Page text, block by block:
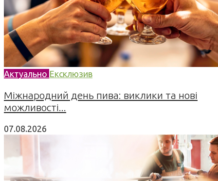
Актуально Ексклюзив
Міжнародний день пива: виклики та нові
можливості...
07.08.2026